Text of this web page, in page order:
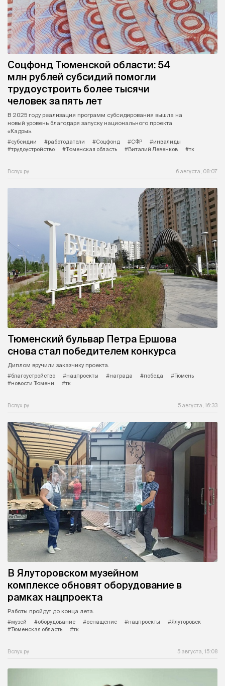
Соцфонд Тюменской области: 54
млн рублей субсидий помогли
трудоустроить более тысячи
человек за пять лет
В 2025 году реализация программ субсидирования вышла на
новый уровень благодаря запуску национального проекта
«Кадры».
#субсидии
#работодатели #Соцфонд #СФР
#инвалиды
#трудоустройство
#Тюменская область #Виталий Левенков #тк
Вслух.ру 6 августа, 08:07
Тюменский бульвар Петра Ершова
снова стал победителем конкурса
Диплом вручили заказчику проекта.
#благоустройство
#нацпроекты #награда #победа
#Тюмень
#новости Тюмени
#тк
Вслух.ру 5 августа, 16:33
В Ялуторовском музейном
комплексе обновят оборудование в
рамках нацпроекта
Работы пройдут до конца лета.
#музей
#оборудование #оснащение #нацпроекты
#Ялуторовск
#Тюменская область
#тк
Вслух.ру 5 августа, 15:08